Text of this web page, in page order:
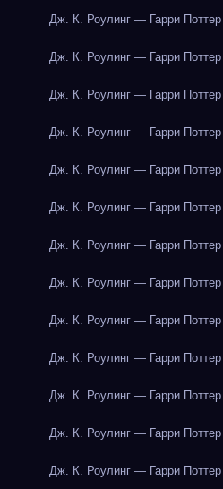
Дж. К. Роулинг — Гарри
Дж. К. Роулинг — Гарри
Дж. К. Роулинг — Гарри
Дж. К. Роулинг — Гарри
Дж. К. Роулинг — Гарри
Дж. К. Роулинг — Гарри
Дж. К. Роулинг — Гарри
Дж. К. Роулинг — Гарри
Дж. К. Роулинг — Гарри
Дж. К. Роулинг — Гарри
Дж. К. Роулинг — Гарри
Дж. К. Роулинг — Гарри
Дж. К. Роулинг — Гарри